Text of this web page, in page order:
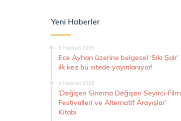
Yeni Haberler
5 Haziran 2025
Ece Ayhan üzerine belgesel ‘Sıkı Şair’
ilk kez bu sitede yayınlanıyor!
4 Haziran 2025
‘Değişen Sinema Değişen Seyirci-Film
Festivalleri ve Alternatif Arayışlar’
Kitabı